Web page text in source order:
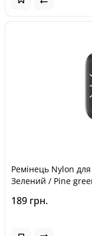
Ремінець Nylon
Зелений / Pine
189 грн.